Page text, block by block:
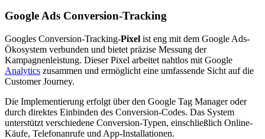
Google Ads Conversion-Tracking
Googles Conversion-Tracking-Pixel ist eng mit dem Google Ads-
Ökosystem verbunden und bietet präzise Messung der
Kampagnenleistung. Dieser Pixel arbeitet nahtlos mit Google
Analytics zusammen und ermöglicht eine umfassende Sicht auf die
Customer Journey.
Die Implementierung erfolgt über den Google Tag Manager oder
durch direktes Einbinden des Conversion-Codes. Das System
unterstützt verschiedene Conversion-Typen, einschließlich Online-
Käufe, Telefonanrufe und App-Installationen.